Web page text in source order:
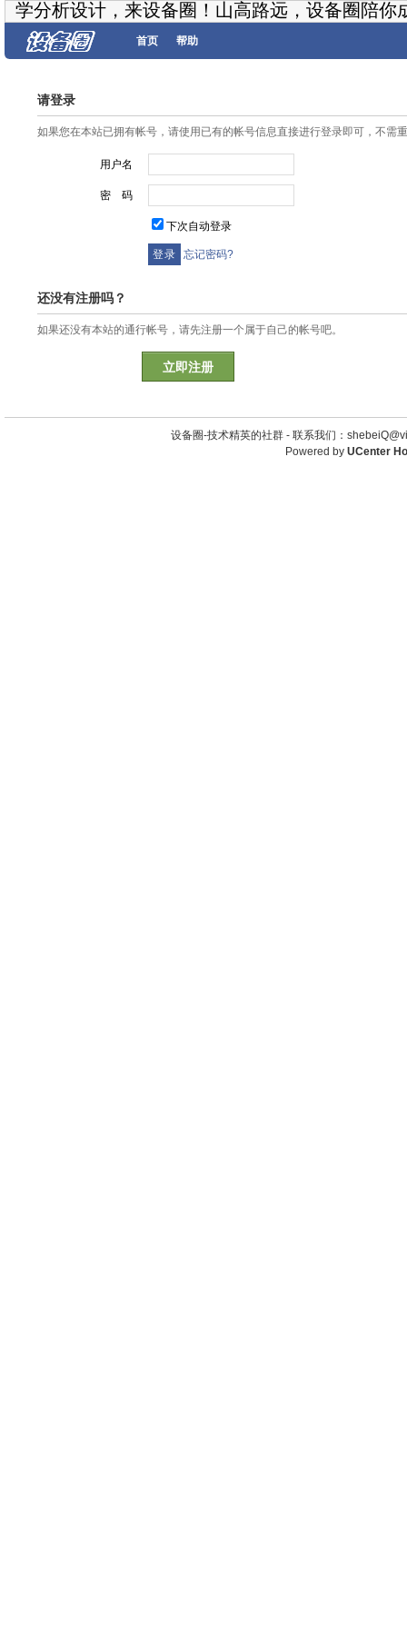
学分析设计，来设备圈！山高路远，设备圈陪你
首页 帮助
请登录
如果您在本站已拥有帐号，请使用已有的帐号信息直接进行登录即可，不需
用户名
密 码
下次自动登录
忘记密码?
还没有注册吗？
如果还没有本站的通行帐号，请先注册一个属于自己的帐号吧。
立即注册
设备圈-技术精英的社群 - 联系我们：
Powered by UCenter